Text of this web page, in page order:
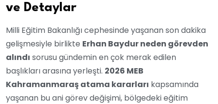
ve Detaylar
Milli Eğitim Bakanlığı cephesinde yaşanan son dakika
gelişmesiyle birlikte Erhan Baydur neden görevden
alındı sorusu gündemin en çok merak edilen
başlıkları arasına yerleşti. 2026 MEB
Kahramanmaraş atama kararları kapsamında
yaşanan bu ani görev değişimi, bölgedeki eğitim